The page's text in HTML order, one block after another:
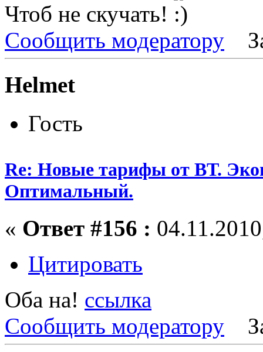
Чтоб не скучать!
Сообщить модератору
Helmet
Гость
Re: Новые тарифы от ВТ.
Оптимальный.
« Ответ #156 :
Цитировать
Оба на! ссылка
Сообщить модератору